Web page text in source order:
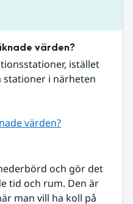
värden?
istället
i närheten
värden?
och gör det
tid och rum. Den är
man vill ha koll på